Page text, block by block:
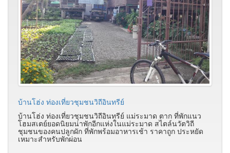
บ้านโฮ่ง ท่องเที่ยวชุมชนวิถีอินทรีย์
บ้านโฮ่ง ท่องเที่ยวชุมชนวิถีอินทรีย์ แม่ระมาด ตาก ที่พักแนว
โฮมสเตย์ยอดนิยมน่าพักอีกแห่งในแม่ระมาด สไตล์นวัตวิถี
ชุมชนของคนปลูกผัก ที่พักพร้อมอาหารเช้า ราคาถูก ประหยัด
เหมาะสำหรับพักผ่อน